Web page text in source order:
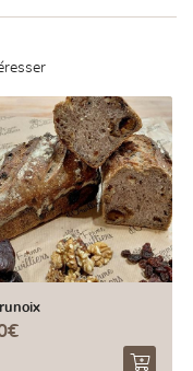
Horaires de la
Mercredi de 15h00 à
15h00 à 19h00 - Samedi